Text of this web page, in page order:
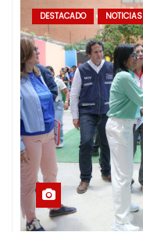
DESTACADO NOTICIAS